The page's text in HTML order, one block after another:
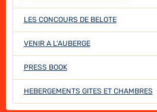
LES CONCOURS DE BELOTE
VENIR A L'AUBERGE
PRESS BOOK
HEBERGEMENTS GITES ET CHAMBRES